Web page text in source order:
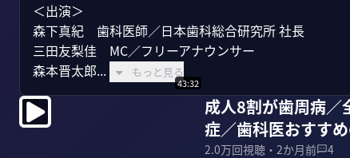
＜出演＞
森下真紀　歯科医師／日本歯科総合研究所 社長
三田友梨佳　MC／フリーアナウンサー
森本晋太郎...
もっと見る
43:32
成人8割が歯周病／
症／歯科医おすす
2.0万回視聴・ 2か月前 4